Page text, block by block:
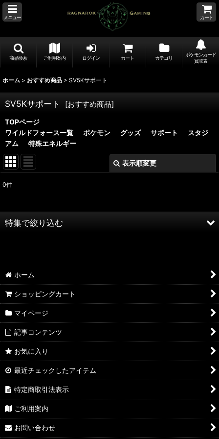
メニュー カート
商品検索 ご利用案内 ログイン カート カテゴリ
ポケモンカード
買取表
ホーム > おすすめ商品 > SV5Kサポート
SV5Kサポート [おすすめ商品]
TOPページ
ワイルドフォース一覧
ポケモン グッズ サポート
スタジ
アム
特殊エネルギー
表示順変更
並び順 :
0件
特集で絞り込む
AQP2.0 KR/R
AQP2.0 U/C
AQP2.0 その他
YUZ3.0 SSP/SP/SR
YUZ3.0 KR/R
YUZ3.0 U/C
YUZ3.0 その他
NEX3.0 SSP/SP/SR
ホーム
ショッピングカート
マイページ
記事コンテンツ
お気に入り
最近チェックしたアイテム
特定商取引法表示
ご利用案内
お問い合わせ